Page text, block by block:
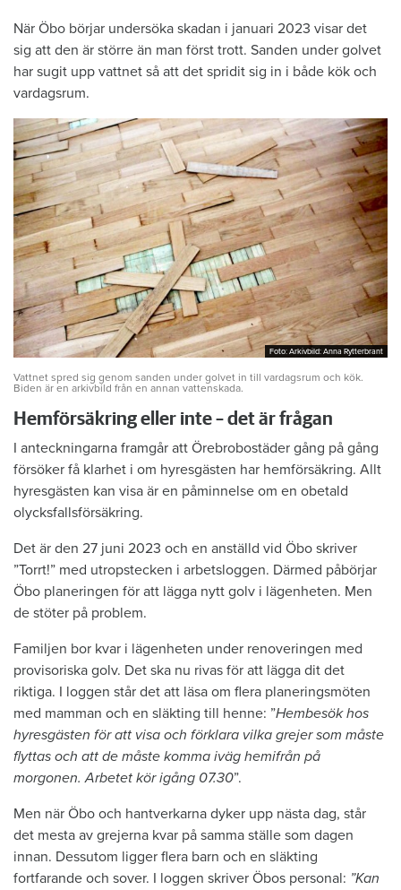
När Öbo börjar undersöka skadan i januari 2023 visar det
sig att den är större än man först trott. Sanden under golvet
har sugit upp vattnet så att det spridit sig in i både kök och
vardagsrum.
Foto: Arkivbild: Anna Rytterbrant
Foto: Arkivbild: Anna Rytterbrant
Vattnet spred sig genom sanden under golvet in till vardagsrum och kök.
Biden är en arkivbild från en annan vattenskada.
Hemförsäkring eller inte – det är frågan
I anteckningarna framgår att Örebrobostäder gång på gång
försöker få klarhet i om hyresgästen har hemförsäkring. Allt
hyresgästen kan visa är en påminnelse om en obetald
olycksfallsförsäkring.
Det är den 27 juni 2023 och en anställd vid Öbo skriver
”Torrt!” med utropstecken i arbetsloggen. Därmed påbörjar
Öbo planeringen för att lägga nytt golv i lägenheten. Men
de stöter på problem.
Familjen bor kvar i lägenheten under renoveringen med
provisoriska golv. Det ska nu rivas för att lägga dit det
riktiga. I loggen står det att läsa om flera planeringsmöten
med mamman och en släkting till henne: ”Hembesök hos
hyresgästen för att visa och förklara vilka grejer som måste
flyttas och att de måste komma iväg hemifrån på
morgonen. Arbetet kör igång 07.30”.
Men när Öbo och hantverkarna dyker upp nästa dag, står
det mesta av grejerna kvar på samma ställe som dagen
innan. Dessutom ligger flera barn och en släkting
fortfarande och sover. I loggen skriver Öbos personal: ”Kan